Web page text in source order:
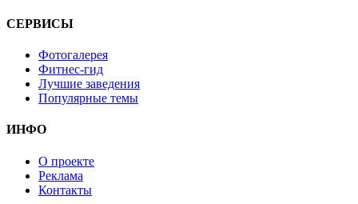
СЕРВИСЫ
Фотогалерея
Фитнес-гид
Лучшие заведения
Популярные темы
ИНФО
О проекте
Реклама
Контакты